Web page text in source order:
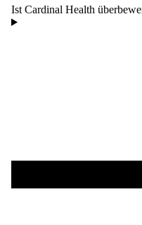
Ist Cardinal Health